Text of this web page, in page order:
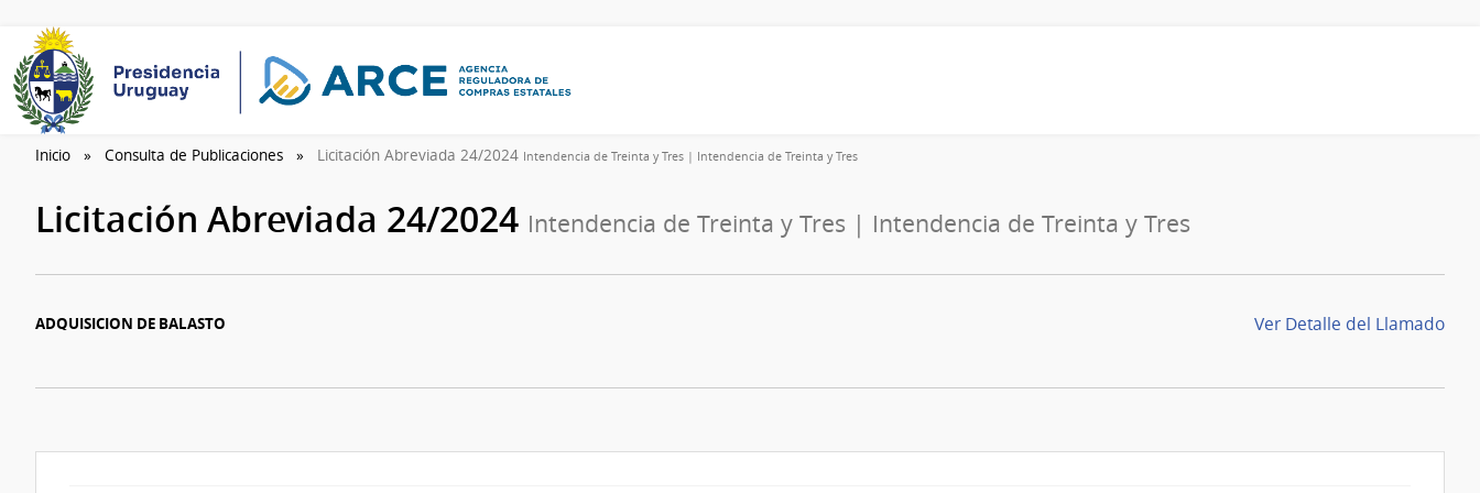
Inicio Consulta de Publicaciones Licitación Abreviada 24/2024 Intendencia de Treinta y Tres | Intendencia de Treinta y Tres
Licitación Abreviada 24/2024 Intendencia de Treinta y Tres | Intendencia de Treinta y Tres
ADQUISICION DE BALASTO Ver Detalle del Llamado